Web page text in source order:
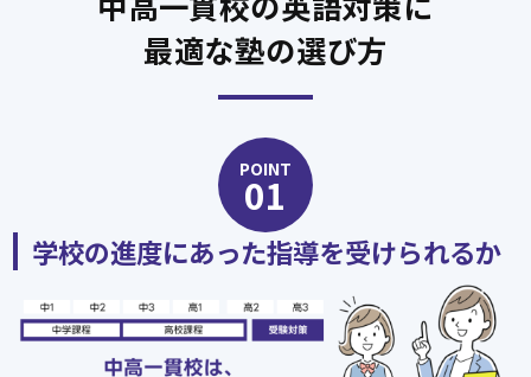
最適な塾の選び方
POINT
01
学校の進度にあった指導を受けられるか